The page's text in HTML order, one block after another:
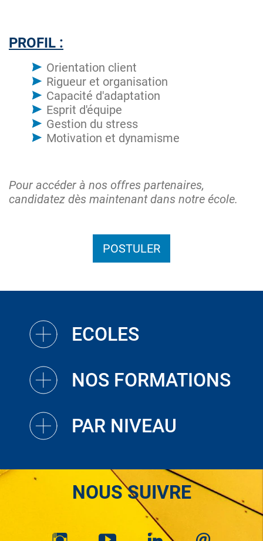
PROFIL :
Orientation client
Rigueur et organisation
Capacité d'adaptation
Esprit d'équipe
Gestion du stress
Motivation et dynamisme
Pour accéder à nos offres partenaires,
candidatez dès maintenant dans notre école.
POSTULER
ECOLES
NOS FORMATIONS
PAR NIVEAU
NOUS SUIVRE